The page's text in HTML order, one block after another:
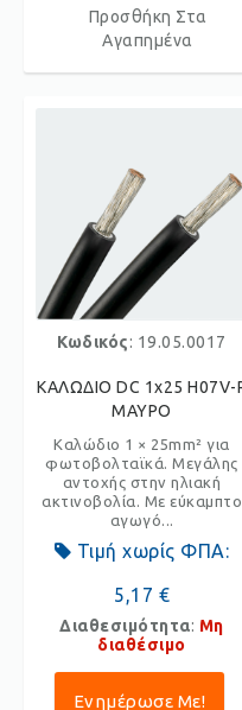
Προσθήκη Στα
Αγαπημένα
Κωδικός: 19.05.0017
ΚΑΛΩΔΙΟ DC 1x25 H07V-
ΜΑΥΡΟ
Καλώδιο 1 × 25mm² για
φωτοβολταϊκά. Μεγάλης
αντοχής στην ηλιακή
ακτινοβολία. Με εύκαμπτο
αγωγό...
Τιμή χωρίς ΦΠΑ:
5,17 €
Διαθεσιμότητα: Μη
διαθέσιμο
Ενημέρωσε Με!